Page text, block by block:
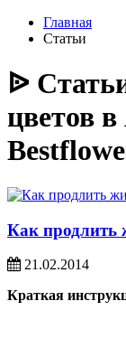
Главная
Статьи
ᐉ
цветов
Как продлить
21.02.2014
Краткая